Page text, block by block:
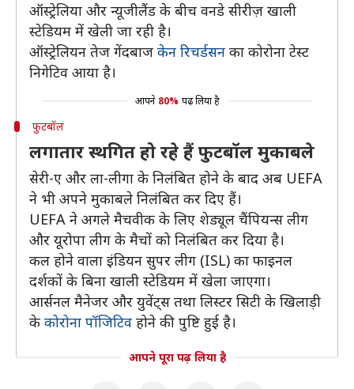
ऑस्ट्रेलिया और न्यूजीलैंड के बीच वनडे सीरीज़ खाली
स्टेडियम में खेली जा रही है।
ऑस्ट्रेलियन तेज गेंदबाज केन रिचर्डसन का कोरोना टेस्ट
निगेटिव आया है।
आपने 80% पढ़ लिया है
फुटबॉल
लगातार स्थगित हो रहे हैं फुटबॉल मुकाबले
सेरी-ए और ला-लीगा के निलंबित होने के बाद अब UEFA
ने भी अपने मुकाबले निलंबित कर दिए हैं।
UEFA ने अगले मैचवीक के लिए शेड्यूल चैंपियन्स लीग
और यूरोपा लीग के मैचों को निलंबित कर दिया है।
कल होने वाला इंडियन सुपर लीग (ISL) का फाइनल
दर्शकों के बिना खाली स्टेडियम में खेला जाएगा।
आर्सनल मैनेजर और युवेंट्स तथा लिस्टर सिटी के खिलाड़ी
के कोरोना पॉजिटिव होने की पुष्टि हुई है।
आपने पूरा पढ़ लिया है